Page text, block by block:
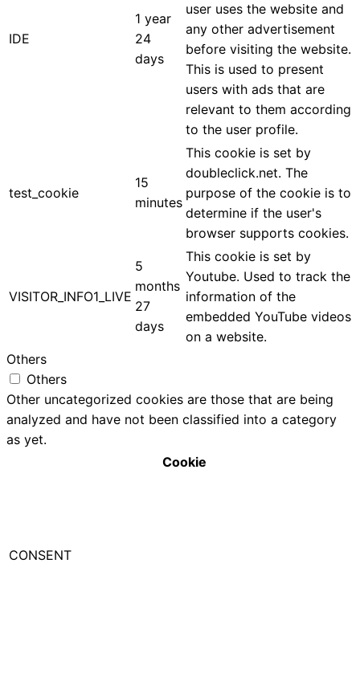
IDE
1 year
24
days
user uses the website and
any other advertisement
before visiting the website.
This is used to present
users with ads that are
relevant to them according
to the user profile.
test_cookie
15
minutes
This cookie is set by
doubleclick.net. The
purpose of the cookie is to
determine if the user's
browser supports cookies.
VISITOR_INFO1_LIVE
5
months
27
days
This cookie is set by
Youtube. Used to track the
information of the
embedded YouTube videos
on a website.
Others
Others
Other uncategorized cookies are those that are being
analyzed and have not been classified into a category
as yet.
Cookie
CONSENT